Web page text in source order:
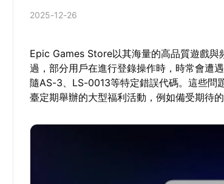
2025-12-26
Epic Games Store以其海量的高品質遊戲與
過，部分用戶在進行登錄操作時，時常會遭
隨AS-3、LS-0013等特定錯誤代碼。這些問
臺定期舉辦的大型福利活動，例如備受期待